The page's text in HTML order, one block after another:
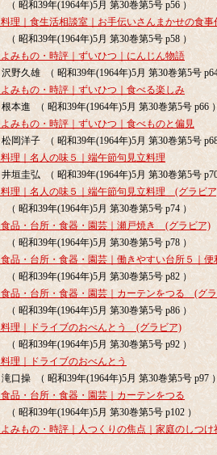
（ 昭和39年(1964年)5月 第30巻第5号 p56 ）
料理｜食生活相談室｜お手伝いさんまかせの食事
（ 昭和39年(1964年)5月 第30巻第5号 p58 ）
よみもの・時評｜ずいひつ｜にんじん物語
沢野久雄 （ 昭和39年(1964年)5月 第30巻第5号 p64
よみもの・時評｜ずいひつ｜食べる楽しみ
根本進 （ 昭和39年(1964年)5月 第30巻第5号 p66 ）
よみもの・時評｜ずいひつ｜食べものと偏見
松岡洋子 （ 昭和39年(1964年)5月 第30巻第5号 p68
料理｜名人の味５｜端午節句見立料理
井垣圭弘 （ 昭和39年(1964年)5月 第30巻第5号 p70
料理｜名人の味５｜端午節句見立料理 (グラビ
（ 昭和39年(1964年)5月 第30巻第5号 p74 ）
食品・台所・食器・園芸｜瀬戸焼き (グラビア)
（ 昭和39年(1964年)5月 第30巻第5号 p78 ）
食品・台所・食器・園芸｜働きやすい台所５｜便
（ 昭和39年(1964年)5月 第30巻第5号 p82 ）
食品・台所・食器・園芸｜カーテンをつる (グ
（ 昭和39年(1964年)5月 第30巻第5号 p86 ）
料理｜ドライブのおべんとう (グラビア)
（ 昭和39年(1964年)5月 第30巻第5号 p92 ）
料理｜ドライブのおべんとう
滝口操 （ 昭和39年(1964年)5月 第30巻第5号 p97 ）
食品・台所・食器・園芸｜カーテンをつる
（ 昭和39年(1964年)5月 第30巻第5号 p102 ）
よみもの・時評｜人つくりの焦点｜家庭のしつ